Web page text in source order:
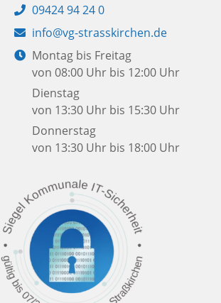
Telefon:
09424 94 24 0
E-
Mail:
info@vg-strasskirchen.de
Öffnungszeiten:
Montag bis Freitag
von 08:00 Uhr bis 12:00 Uhr
Dienstag
von 13:30 Uhr bis 15:30 Uhr
Donnerstag
von 13:30 Uhr bis 18:00 Uhr